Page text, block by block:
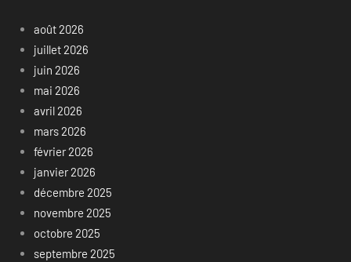
août 2026
juillet 2026
juin 2026
mai 2026
avril 2026
mars 2026
février 2026
janvier 2026
décembre 2025
novembre 2025
octobre 2025
septembre 2025